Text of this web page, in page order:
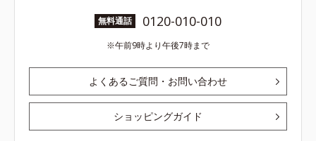
無料通話 0120-010-010
午前9時より午後7時まで
よくあるご質問・お問い合わせ
ショッピングガイド